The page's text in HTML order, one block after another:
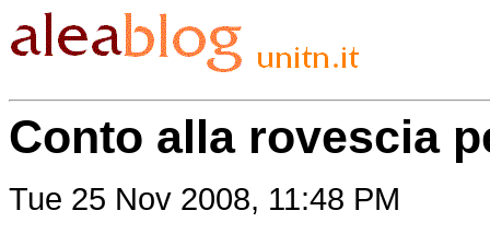
Conto alla rovescia
Tue 25 Nov 2008, 11:48 PM